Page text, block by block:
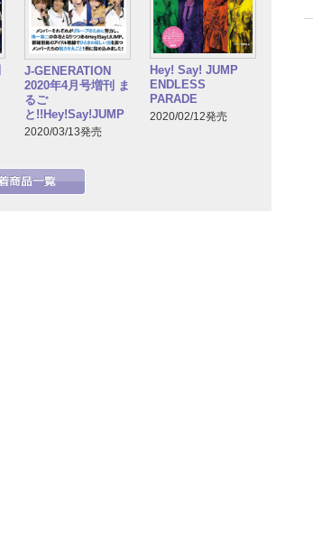
J-GENERATION
2020年4月号増刊 ま
るご
と!!Hey!Say!JUMP
2020/03/13発売
Hey! Say! JUMP
ENDLESS
PARADE
2020/02/12発売